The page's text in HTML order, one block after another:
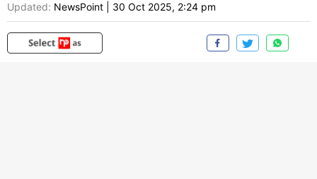
Updated: NewsPoint 30 Oct 2025, 2:24 pm